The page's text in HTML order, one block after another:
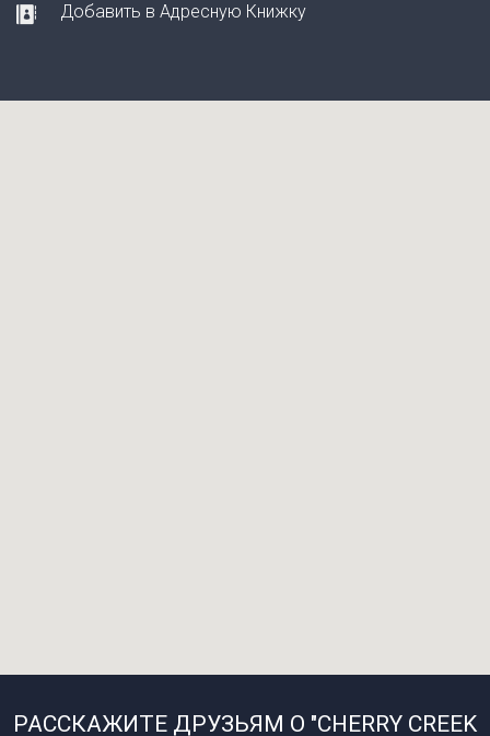
Добавить в Адресную Книжку
РАССКАЖИТЕ ДРУЗЬЯМ О "CHERRY CREEK